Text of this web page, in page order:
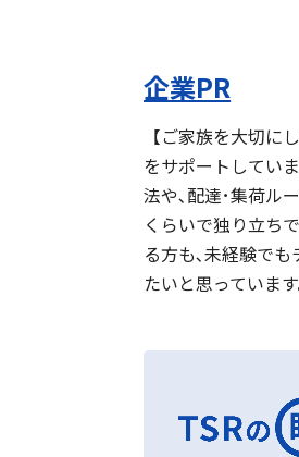
企業PR
【ご家族を大切
をサポートしてい
法や､配達･集荷ル
くらいで独り立ち
る方も､未経験で
たいと思っています